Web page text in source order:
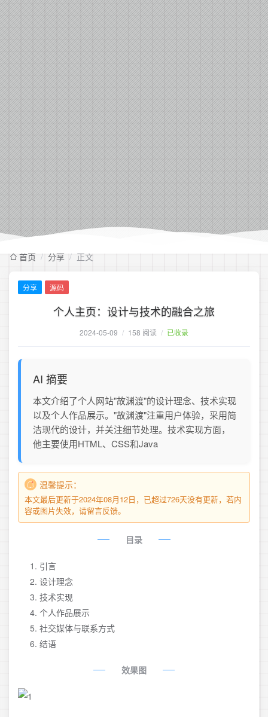
首页 / 分享 / 正文
分享 源码
个人主页：设计与技术的融合之旅
2024-05-09 / 158 阅读 / 已收录
AI 摘要
本文介绍了个人网站"故渊渡"的设计理念、技术实现
以及个人作品展示。"故渊渡"注重用户体验，采用简
洁现代的设计，并关注细节处理。技术实现方面，
他主要使用HTML、CSS和JavaScript等前端技术，
温馨提示：
本文最后更新于2024年08月12日，已超过726天没有更新，若内
容或图片失效，请留言反馈。
引言
设计理念
技术实现
个人作品展示
社交媒体与联系方式